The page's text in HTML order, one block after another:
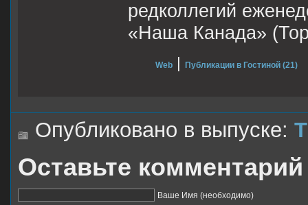
редколлегий
«Наша Канада»
Web | Публикации в Гостиной (21)
Опубликовано в выпуске:
Оставьте комментарий
Ваше Имя (необходимо)